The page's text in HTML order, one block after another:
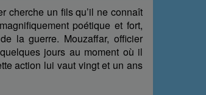
cherche un fils qu’il ne connaît
poétique et fort,
la guerre. Mouzaffar, officier
jours au moment où il
action lui vaut vingt et un ans